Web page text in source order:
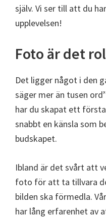
själv. Vi ser till att du
upplevelsen!
Foto är det
Det ligger något i den
säger mer än tusen
har du skapat ett
snabbt en känsla som
budskapet.
Ibland är det svårt att
foto för att ta tillvara
bilden ska förmedla.
har lång erfarenhet av